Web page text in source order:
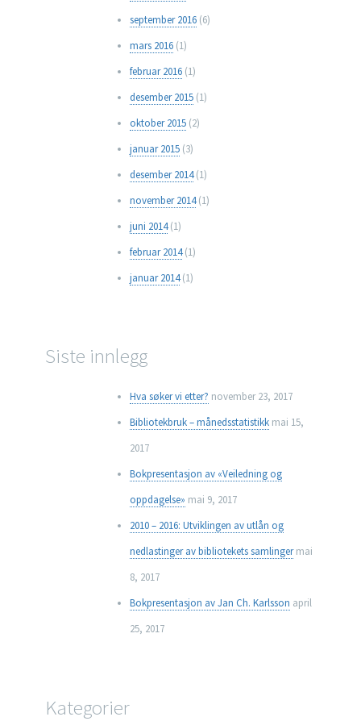
september 2016(6)
mars 2016(1)
februar 2016(1)
desember 2015(1)
oktober 2015(2)
januar 2015(3)
desember 2014(1)
november 2014(1)
juni 2014(1)
februar 2014(1)
januar 2014(1)
Siste innlegg
Hva søker vi etter? november 23, 2017
Bibliotekbruk – månedsstatistikk mai 15,
2017
Bokpresentasjon av «Veiledning og
oppdagelse» mai 9, 2017
2010 – 2016: Utviklingen av utlån og
nedlastinger av bibliotekets samlinger mai
8, 2017
Bokpresentasjon av Jan Ch. Karlsson april
25, 2017
Kategorier